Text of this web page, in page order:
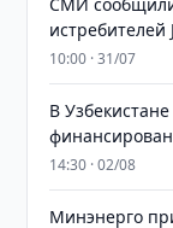
истребителей
10:00 · 31/07
В
14:30 · 02/08
Минэнерго